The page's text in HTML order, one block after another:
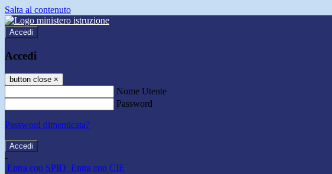
Salta al contenuto
Accedi
Accedi
button close ×
Nome Utente
Password
Password dimenticata?
-
Entra con SPID Entra con CIE